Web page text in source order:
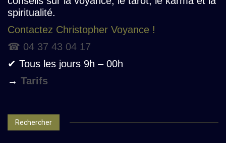
spiritualité.
Contactez Christopher Voyance !
☎ 04 37 43 04 17
✔ Tous les jours 9h – 00h
→ Tarifs
Rechercher